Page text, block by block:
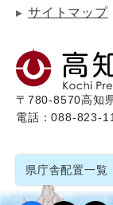
サイトマップ
〒780-8570高知
電話：088-823-
県庁舎配置一覧